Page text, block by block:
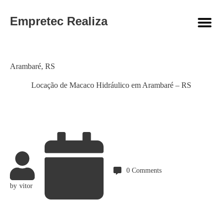
Empretec Realiza
Locação de Macaco Hidráulico em Arambaré – RS
Category
Arambaré, RS
by vitor
0 Comments